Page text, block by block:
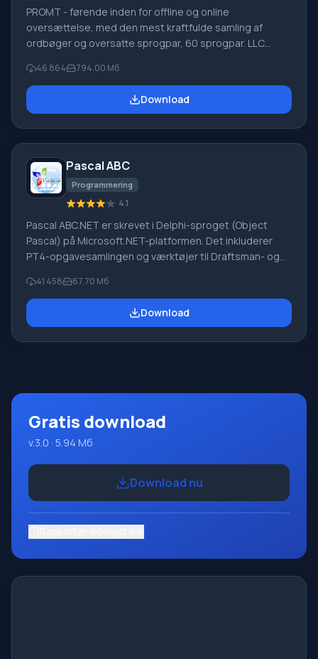
PROMT - førende inden for offline og online
oversættelse, med den mest kraftfulde samling af
ordbøger og oversatte sprogpar, 60 sprogpar. LLC
oversættelsessystemer til private brugere og
virksomheder. PROMT-software giver oversættelse af
enhver tekst ved hjælp af indbyggede ordbøger,
udenlandsk firma
46 864 794.00 Мб
Download
Pascal ABC
Programmering
4.1
Pascal ABC.NET er skrevet i Delphi-sproget (Object
Pascal) på Microsoft.NET-platformen. Det inkluderer
PT4-opgavesamlingen og værktøjer til Draftsman- og
lærer programmering. Hovedformålet med Pascal
ABC.NET-programmeringssystemet er at studere og
undervise i moderne programmeringssprog. Funktioner
41 458 67.70 Мб
Download
Gratis download
v.3.0 · 5.94 Мб
Download nu